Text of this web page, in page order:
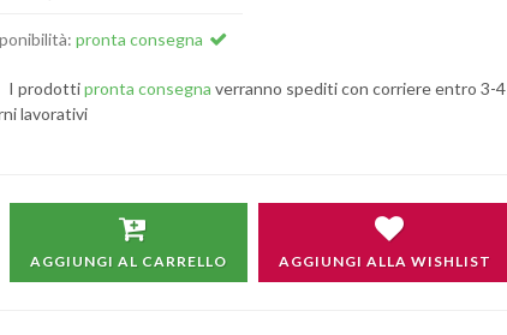
pronta consegna
I prodottipronta consegna verranno spediti con corriere entro 3-4
lavorativi
AGGIUNGI AL CARRELLO AGGIUNGI ALLA WISHLIST